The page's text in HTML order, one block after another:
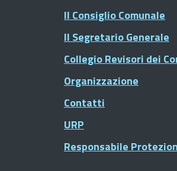
Il Consiglio Comunale
Il Segretario Generale
Collegio Revisori dei
Organizzazione
Contatti
URP
Responsabile